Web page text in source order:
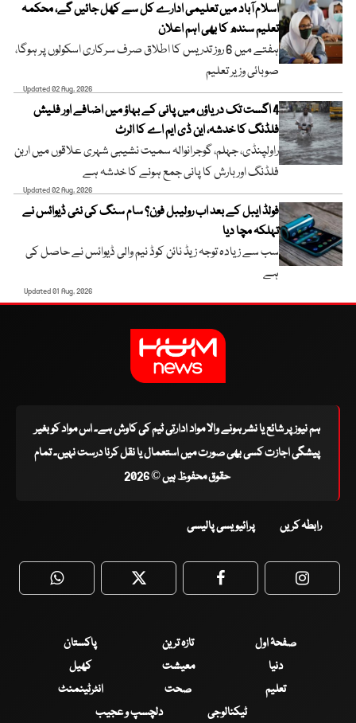
اسلام آباد میں تعلیمی ادارے کل سے کھل جائیں گے، محکمہ
تعلیم سندھ کا بھی اہم اعلان
ہفتے میں 6 روز تدریس کا اطلاق صرف سرکاری اسکولوں پر ہوگا،
صوبائی وزیر تعلیم
Updated 02 Aug, 2026
4 اگست تک دریاؤں میں پانی کے بہاؤ میں اضافے اور فلیش
فلڈنگ کا خدشہ، این ڈی ایم اے کا الرٹ
راولپنڈی، جہلم، گوجرانوالہ سمیت نشیبی شہری علاقوں میں اربن
فلڈنگ اور بارش کا پانی جمع ہونے کا خدشہ ہے
Updated 02 Aug, 2026
فولڈ ایبل کے بعد اب رولیبل فون؟ سام سنگ کی نئی ڈیوائس نے
تہلکہ مچا دیا
سب سے زیادہ توجہ زیڈ نائن کوڈ نیم والی ڈیوائس نے حاصل کی
ہے
Updated 01 Aug, 2026
ہم نیوز پر شائع یا نشر ہونے والا مواد ادارتی ٹیم کی کاوش ہے۔ اس مواد کو بغیر
پیشگی اجازت کسی بھی صورت میں استعمال یا نقل کرنا درست نہیں۔ تمام
حقوق محفوظ ہیں © 2026
رابطہ کریں پرائیویسی پالیسی
WhatsApp Twitter Facebook
صفحۂ اول تازہ ترین
پاکستان
دنیا
معیشت
کھیل
تعلیم
صحت
انٹرٹینمنٹ
ٹیکنالوجی
دلچسپ و عجیب